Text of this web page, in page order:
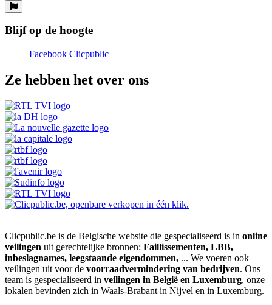
Blijf op de hoogte
Facebook Clicpublic
Ze hebben het over ons
Clicpublic.be is de Belgische website die gespecialiseerd is in online
veilingen uit gerechtelijke bronnen: Faillissementen, LBB,
inbeslagnames, leegstaande eigendommen, ... We voeren ook
veilingen uit voor de voorraadvermindering van bedrijven. Ons
team is gespecialiseerd in veilingen in België en Luxemburg, onze
lokalen bevinden zich in Waals-Brabant in Nijvel en in Luxemburg.